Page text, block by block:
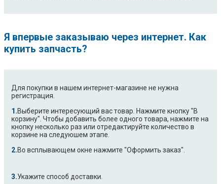
Я впервые заказываю через интернет. Как
купить запчасть?
Для покупки в нашем интернет-магазине не нужна
регистрация.
Выберите интересующий вас товар. Нажмите кнопку "В
корзину". Чтобы добавить более одного товара, нажмите на
кнопку несколько раз или отредактируйте количество в
корзине на следуюшем этапе.
Во всплывающем окне нажмите "Оформить заказ".
Укажите способ доставки.